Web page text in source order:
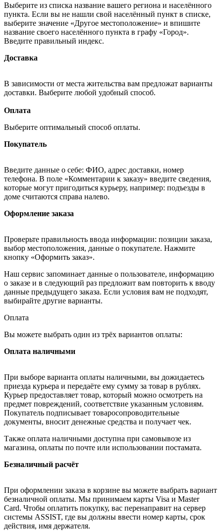
Выберите из списка название вашего региона и населённого
пункта. Если вы не нашли свой населённый пункт в списке,
выберите значение «Другое местоположение» и впишите
название своего населённого пункта в графу «Город».
Введите правильный индекс.
Доставка
В зависимости от места жительства вам предложат варианты
доставки. Выберите любой удобный способ.
Оплата
Выберите оптимальный способ оплаты.
Покупатель
Введите данные о себе: ФИО, адрес доставки, номер
телефона. В поле «Комментарии к заказу» введите сведения,
которые могут пригодиться курьеру, например: подъезды в
доме считаются справа налево.
Оформление заказа
Проверьте правильность ввода информации: позиции заказа,
выбор местоположения, данные о покупателе. Нажмите
кнопку «Оформить заказ».
Наш сервис запоминает данные о пользователе, информацию
о заказе и в следующий раз предложит вам повторить к вводу
данные предыдущего заказа. Если условия вам не подходят,
выбирайте другие варианты.
Оплата
Вы можете выбрать один из трёх вариантов оплаты:
Оплата наличными
При выборе варианта оплаты наличными, вы дожидаетесь
приезда курьера и передаёте ему сумму за товар в рублях.
Курьер предоставляет товар, который можно осмотреть на
предмет повреждений, соответствие указанным условиям.
Покупатель подписывает товаросопроводительные
документы, вносит денежные средства и получает чек.
Также оплата наличными доступна при самовывозе из
магазина, оплаты по почте или использовании постамата.
Безналичный расчёт
При оформлении заказа в корзине вы можете выбрать вариант
безналичной оплаты. Мы принимаем карты Visa и Master
Card. Чтобы оплатить покупку, вас перенаправит на сервер
системы ASSIST, где вы должны ввести номер карты, срок
действия, имя держателя.